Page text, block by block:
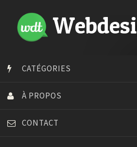
CATÉGORIES
À PROPOS
CONTACT